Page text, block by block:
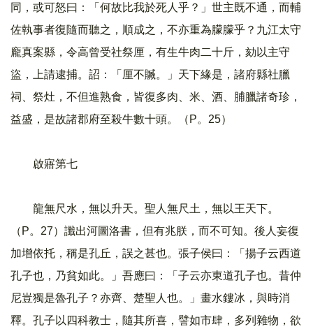
同，或可怒曰：「何故比我於死人乎？」世主既不通，而輔
佐執事者復隨而聽之，順成之，不亦重為朦朦乎？九江太守
龐真案縣，令高曾受社祭厘，有生牛肉二十斤，劾以主守
盜，上請逮捕。詔：「厘不贓。」天下緣是，諸府縣社臘
祠、祭灶，不但進熟食，皆復多肉、米、酒、脯臘諸奇珍，
益盛，是故諸郡府至殺牛數十頭。（P。25）
啟寤第七
龍無尺水，無以升天。聖人無尺土，無以王天下。
（P。27）讖出河圖洛書，但有兆朕，而不可知。後人妄復
加增依托，稱是孔丘，誤之甚也。張子侯曰：「揚子云西道
孔子也，乃貧如此。」吾應曰：「子云亦東道孔子也。昔仲
尼豈獨是魯孔子？亦齊、楚聖人也。」畫水鏤冰，與時消
釋。孔子以四科教士，隨其所喜，譬如市肆，多列雜物，欲